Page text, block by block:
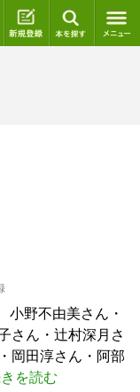
ログイン 新規登録
小野不由美さん・
さん・辻村深月さ
岡田淳さん・阿部
を読む